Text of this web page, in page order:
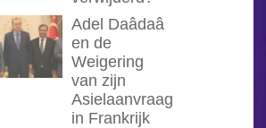
Adel Daâdaâ
en de
Weigering
van zijn
Asielaanvraag
in Frankrijk